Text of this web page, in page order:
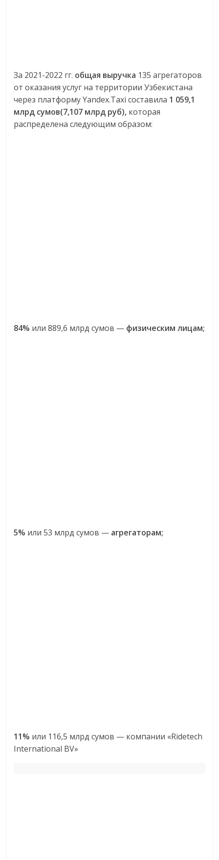
За 2021-2022 гг. общая выручка 135 агрегаторов
от оказания услуг на территории Узбекистана
через платформу Yandex.Taxi составила 1 059,1
млрд сумов(7,107 млрд руб), которая
распределена следующим образом:
84% или 889,6 млрд сумов — физическим лицам;
5% или 53 млрд сумов — агрегаторам;
11% или 116,5 млрд сумов — компании «Ridetech
International BV»